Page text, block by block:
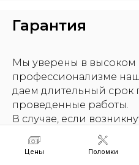
Цены Поломки
Гарантия
Мы уверены в высоком
профессионализме
даем длительный срок
проведенные работы.
В случае, если
отремонтированном
гарантийного